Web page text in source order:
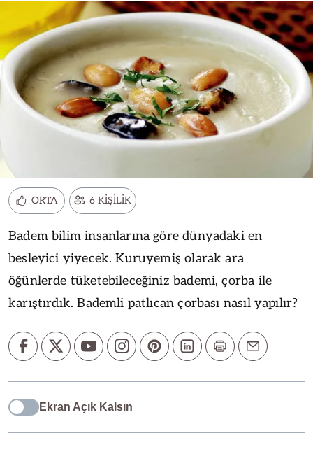
ORTA 6 KİŞİLİK
Badem bilim insanlarına göre dünyadaki en
besleyici yiyecek. Kuruyemiş olarak ara
öğünlerde tüketebileceğiniz bademi, çorba ile
karıştırdık. Bademli patlıcan çorbası nasıl yapılır?
Ekran Açık Kalsın